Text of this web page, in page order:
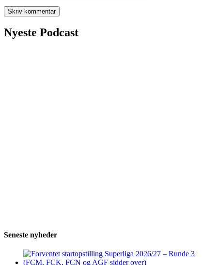
Nyeste Podcast
Seneste nyheder